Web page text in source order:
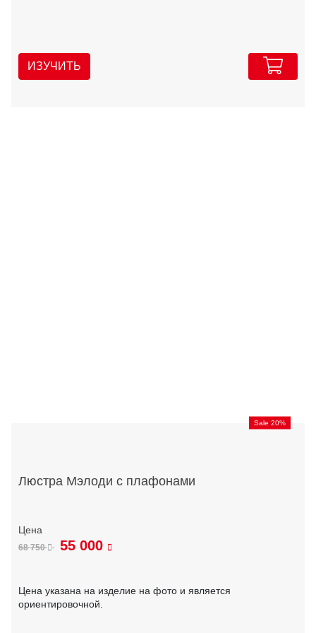
ИЗУЧИТЬ
Sale 20%
Люстра Мэлоди с плафонами
68 750 55 000
Цена указана на изделие на фото и является
ориентировочной.